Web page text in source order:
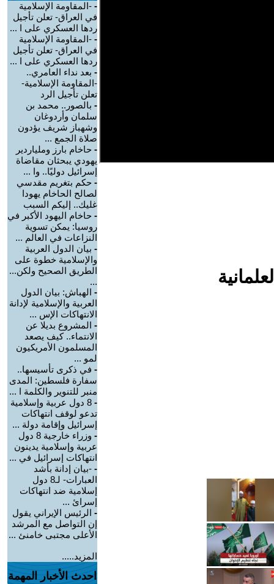
- -المقاومة الإسلامية
في العراق- تعلن تأجيل
ردها العسكري على ا ...
- -المقاومة الإسلامية
في العراق- تعلن تأجيل
ردها العسكري على ا ...
- بعد نداء العامري..
-المقاومة الإسلامية-
تعلن تأجيل الرد
- بالصور.. محمد بن
سلمان وأردوغان
وشهباز شريف يؤدون
صلاة الجمع ...
- حاخام بارز وملياردير
يهودي يبحثان مقاضاة
إسرائيل دوليًا.. وا ...
- حكم بتغريم مقدسي
لصالح الحاخام يهودا
غليك.. إليكم السبب
- حاخام اليهود الأكبر في
روسيا: يمكن تسوية
النزاعات في العالم ...
- بيان الدول العربية
والإسلامية خطوة على
الطريق الصحيح ولكن...
...
- الهباش: بيان الدول
العربية والإسلامية لإدانة
الانتهاكات الإس ...
- المشروع بديلا عن
الانتماء.. كيف يصعد
المسلمون الأمريكيون
لمو ...
- في ذكرى تأسيسها..
سفارة فلسطين: المدى
منبر للتنوير والكلمة ا ...
-
8 دول عربية وإسلامية
تدعو لوقف انتهاكات
إسرائيل وإقامة دولة ...
-
وزراء خارجية 8 دول
عربية وإسلامية يدينون
انتهاكات إسرائيل في ...
- -بيان إدانة بأشد
العبارات- لـ8 دول
إسلامية ضد انتهاكات
إسرائ ...
- الرئيس الإيراني يقول
إن التواصل مع المرشد
الأعلى مجتبى خامنئ ...
المزيد.....
احدث الأخبار المهمة